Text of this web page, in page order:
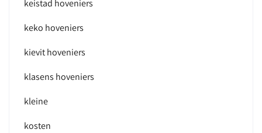
keistad hoveniers
keko hoveniers
kievit hoveniers
klasens hoveniers
kleine
kosten